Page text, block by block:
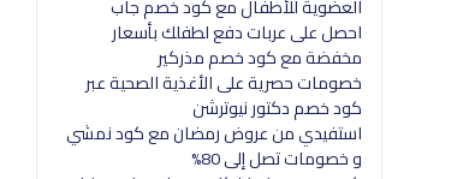
احصل على عربات دفع لطفلك بأسعار
مخفضة مع كود خصم مذركير
خصومات حصرية على الأغذية الصحية عبر
كود خصم دكتور نيوترشن
استفيدي من عروض رمضان مع كود نمشي
و خصومات تصل إلى 80%